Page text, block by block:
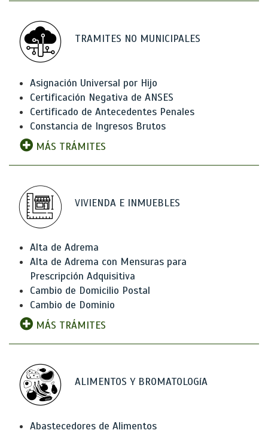
TRAMITES NO MUNICIPALES
Asignación Universal por Hijo
Certificación Negativa de ANSES
Certificado de Antecedentes Penales
Constancia de Ingresos Brutos
MÁS TRÁMITES
VIVIENDA E INMUEBLES
Alta de Adrema
Alta de Adrema con Mensuras para
Prescripción Adquisitiva
Cambio de Domicilio Postal
Cambio de Dominio
MÁS TRÁMITES
ALIMENTOS Y BROMATOLOGíA
Abastecedores de Alimentos